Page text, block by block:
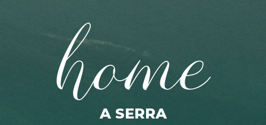
home
A SERRA